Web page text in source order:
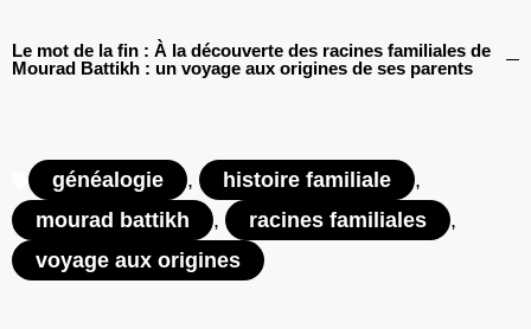
Le mot de la fin : À la découverte des racines familiales de
Mourad Battikh : un voyage aux origines de ses parents
généalogie , histoire familiale
,
mourad battikh
, racines familiales
,
voyage aux origines